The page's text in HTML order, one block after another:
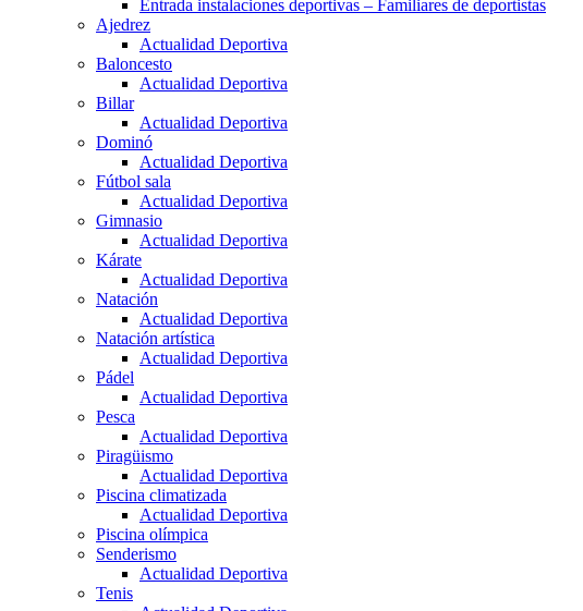
Entrada instalaciones deportivas – Familiares de deportistas
Ajedrez
Actualidad Deportiva
Baloncesto
Actualidad Deportiva
Billar
Actualidad Deportiva
Dominó
Actualidad Deportiva
Fútbol sala
Actualidad Deportiva
Gimnasio
Actualidad Deportiva
Kárate
Actualidad Deportiva
Natación
Actualidad Deportiva
Natación artística
Actualidad Deportiva
Pádel
Actualidad Deportiva
Pesca
Actualidad Deportiva
Piragüismo
Actualidad Deportiva
Piscina climatizada
Actualidad Deportiva
Piscina olímpica
Senderismo
Actualidad Deportiva
Tenis